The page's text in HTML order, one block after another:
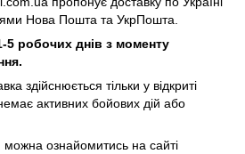
Нова Пошта та УкрПошта.
5 робочих днів з моменту
здійснюється тільки у відкриті
активних бойових дій або
можна ознайомитись на сайті